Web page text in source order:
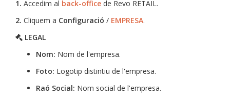
1. Accedim al back-office de Revo RETAIL.
2. Cliquem a Configuració / EMPRESA.
LEGAL
Nom: Nom de l'empresa.
Foto: Logotip distintiu de l'empresa.
Raó Social: Nom social de l'empresa.